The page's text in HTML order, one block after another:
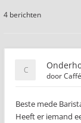
4 berichten
door
Beste mede
Heeft er iemand